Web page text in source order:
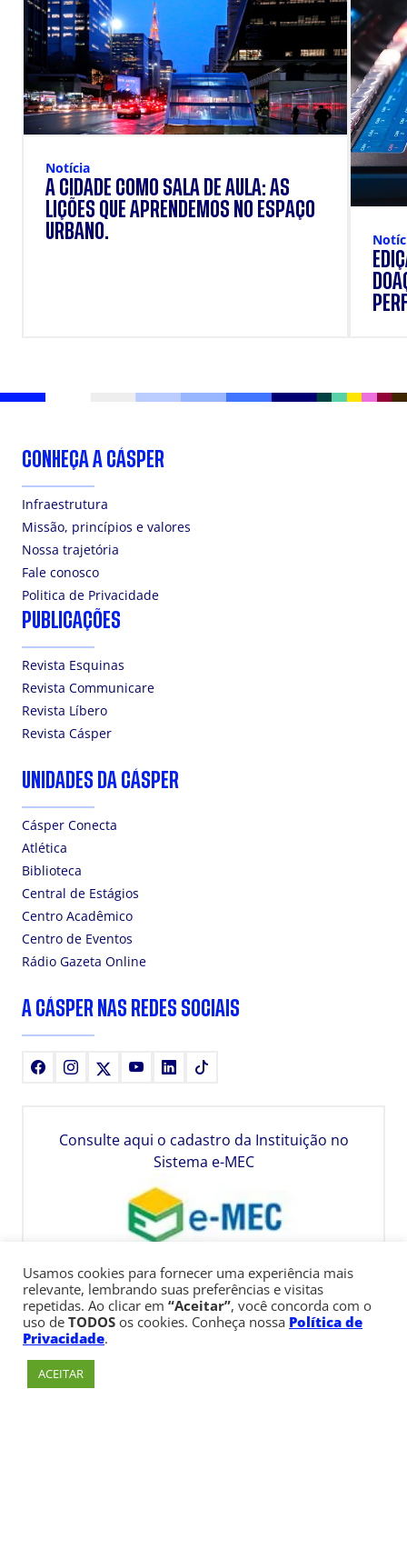
Notícia
A CIDADE COMO SALA DE AULA: AS
LIÇÕES QUE APRENDEMOS NO ESPAÇO
URBANO.
CONHEÇA A CÁSPER
Infraestrutura
Missão, princípios e valores
Nossa trajetória
Fale conosco
Politica de Privacidade
PUBLICAÇÕES
Revista Esquinas
Revista Communicare
Revista Líbero
Revista Cásper
UNIDADES DA CÁSPER
Cásper Conecta
Atlética
Biblioteca
Central de Estágios
Centro Acadêmico
Centro de Eventos
Rádio Gazeta Online
A CÁSPER NAS REDES SOCIAIS
FacebookInstagram YoutubeLinkedIn
Consulte aqui o cadastro da Instituição no
Sistema e-MEC
Usamos cookies para fornecer uma experiência mais
relevante, lembrando suas preferências e visitas
repetidas. Ao clicar em “Aceitar”, você concorda com o
uso de TODOS os cookies. Conheça nossa Política de
Privacidade.
ACEITAR